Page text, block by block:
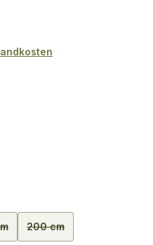
verfügbar.)
ist zurzeit nicht verfügbar.)
verfügbar.)
zurzeit nicht verfügbar.)
Option ist zurzeit nicht
200 cm
(Diese Option ist zurzeit